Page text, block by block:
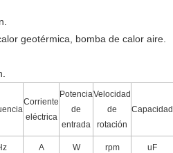
geotérmica, bomba de calor aire.
Corriente
eléctrica
Potencia
de
entrada
Velocidad
de
rotación
Capacidad
A W rpm uF